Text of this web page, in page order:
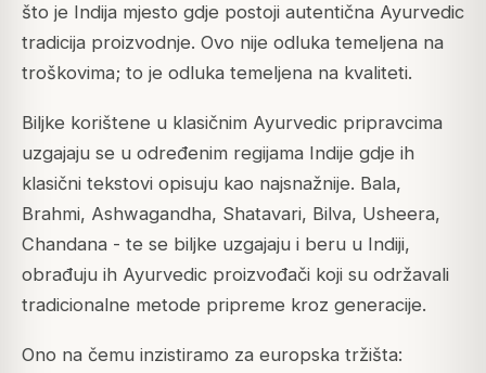
što je Indija mjesto gdje postoji autentična Ayurvedic
tradicija proizvodnje. Ovo nije odluka temeljena na
troškovima; to je odluka temeljena na kvaliteti.
Biljke korištene u klasičnim Ayurvedic pripravcima
uzgajaju se u određenim regijama Indije gdje ih
klasični tekstovi opisuju kao najsnažnije. Bala,
Brahmi, Ashwagandha, Shatavari, Bilva, Usheera,
Chandana - te se biljke uzgajaju i beru u Indiji,
obrađuju ih Ayurvedic proizvođači koji su održavali
tradicionalne metode pripreme kroz generacije.
Ono na čemu inzistiramo za europska tržišta: